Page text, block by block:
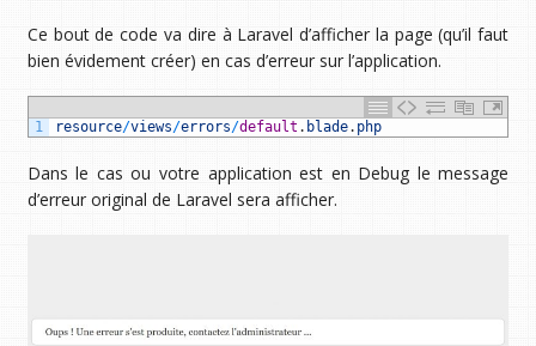
Ce bout de code va dire à Laravel d’afficher la page (qu’il faut
bien évidement créer) en cas d’erreur sur l’application.
1 resource/views/errors/default . blade. php
Dans le cas ou votre application est en Debug le message
d’erreur original de Laravel sera afficher.